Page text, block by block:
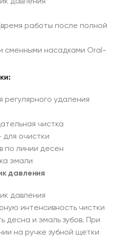
работы после полной
сменными насадками Oral-
регулярного удаления
чистка
для очистки
по линии десен
эмали
давления
давления
интенсивность чистки
десна и эмаль зубов. При
на ручке зубной щетки